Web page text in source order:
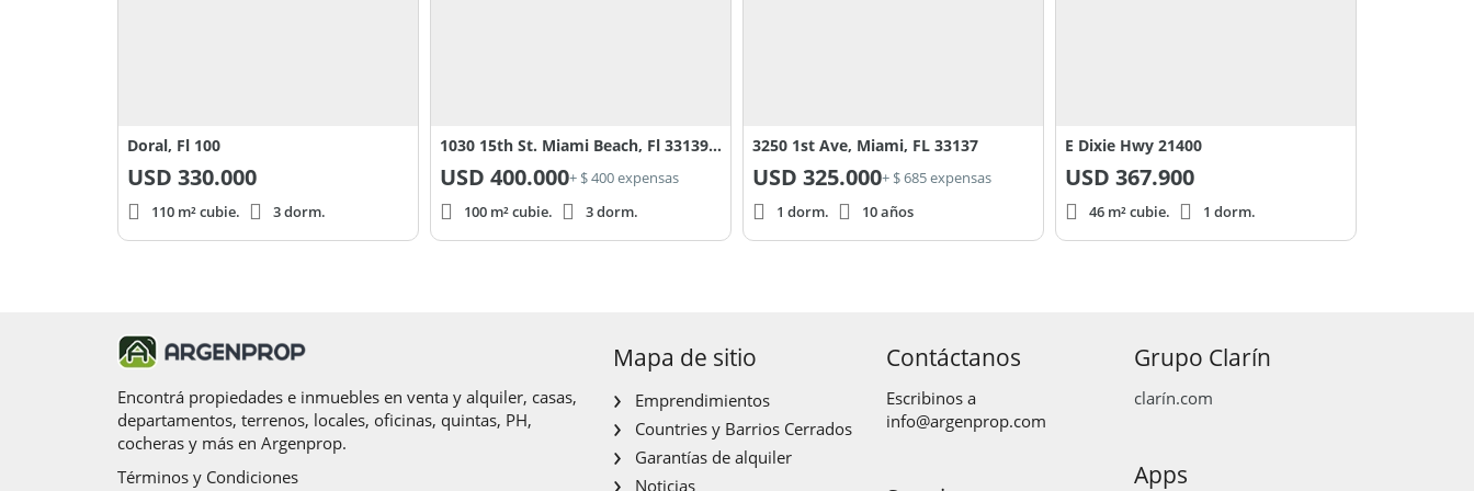
Doral, Fl 100
USD 330.000
110 m² cubie. 3 dorm.
1030 15th St. Miami Beach, Fl 33139 100
USD 400.000+ $ 400 expensas
100 m² cubie.
3 dorm.
3250 1st Ave, Miami, FL 33137
USD 325.000+ $ 685 expensas
1 dorm.
10 años
E Dixie Hwy 21400
USD 367.900
46 m² cubie. 1 dorm.
Encontrá propiedades e inmuebles en venta y alquiler, casas,
departamentos, terrenos, locales, oficinas, quintas, PH,
cocheras y más en Argenprop.
Términos y Condiciones
Mapa de sitio
Emprendimientos
Countries y Barrios Cerrados
Garantías de alquiler
Noticias
Contáctanos
Escribinos a
info@argenprop.com
Grupo Clarín
clarín.com
Apps